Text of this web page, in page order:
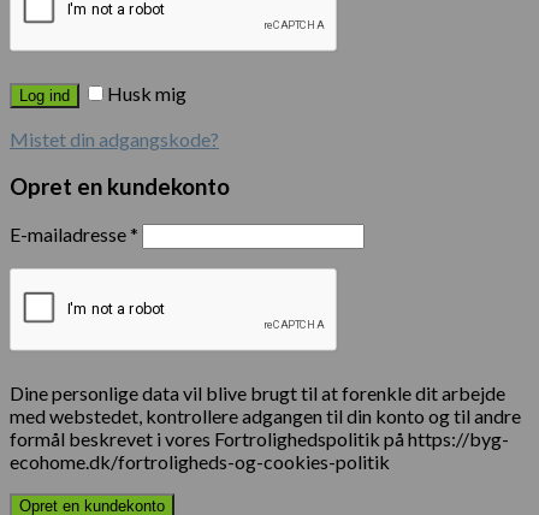
Log ind
Husk mig
Mistet din adgangskode?
Opret en kundekonto
E-mailadresse*
Dine personlige data vil blive brugt til at forenkle dit arbejde
med webstedet, kontrollere adgangen til din konto og til andre
formål beskrevet i vores Fortrolighedspolitik på https://byg-
ecohome.dk/fortroligheds-og-cookies-politik
Opret en kundekonto